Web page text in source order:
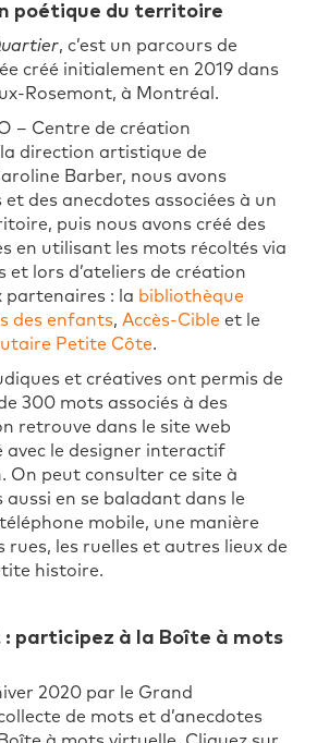
poétique du territoire
, c’est un parcours de
créé initialement en 2019 dans
Rosemont, à Montréal.
– Centre de création
direction artistique de
Barber, nous avons
des anecdotes associées à un
puis nous avons créé des
en utilisant les mots récoltés via
et lors d’ateliers de création
partenaires : la bibliothèque
des enfants, Accès-Cible et le
Petite Côte.
et créatives ont permis de
300 mots associés à des
retrouve dans le site web
avec le designer interactif
On peut consulter ce site à
aussi en se baladant dans le
mobile, une manière
rues, les ruelles et autres lieux de
histoire.
participez à la Boîte à mots
2020 par le Grand
de mots et d’anecdotes